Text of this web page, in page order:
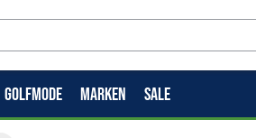
GOLFMODE MARKEN SALE